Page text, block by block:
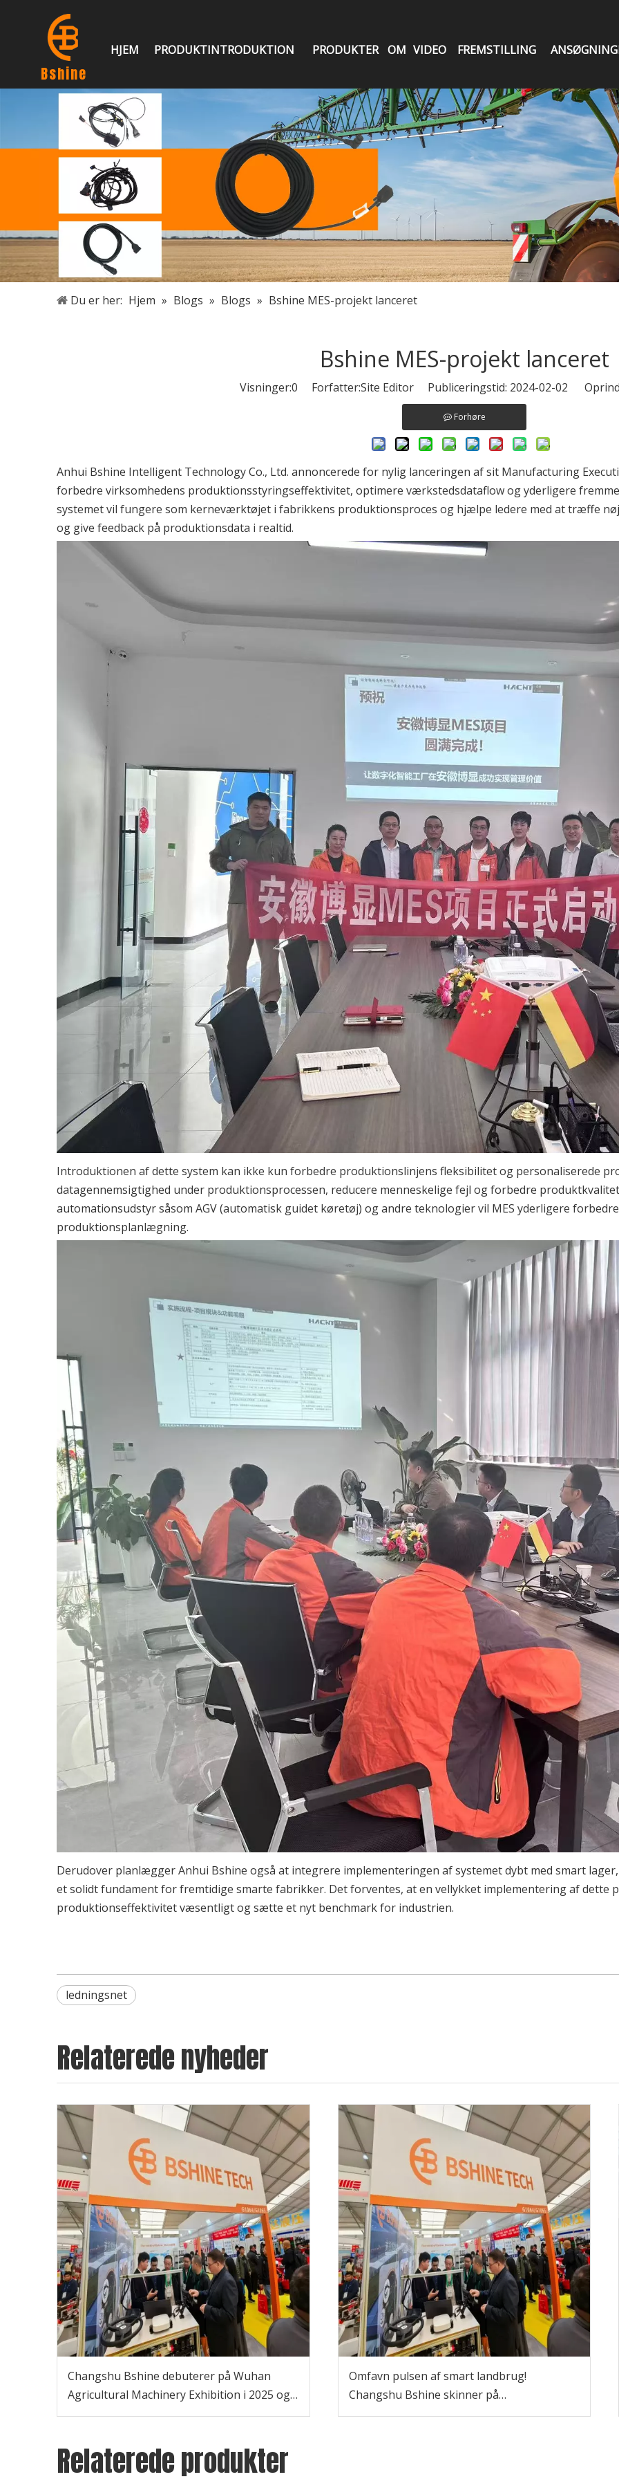
Bshine
HJEM PRODUKTINTRODUKTION PRODUKTER OM VIDEO FREMSTILLING
Du er her: Hjem » Blogs » Blogs » Bshine MES-projekt lanceret
Bshine MES-projekt lanceret
Visninger:0 Forfatter:Site Editor Publiceringstid: 2024-02-02
Forhøre
Anhui Bshine Intelligent Technology Co., Ltd. annoncerede for nylig lanceringen af ​​sit Manufacturing
forbedre virksomhedens produktionsstyringseffektivitet, optimere værkstedsdataflow og yderligere
systemet vil fungere som kerneværktøjet i fabrikkens produktionsproces og hjælpe ledere med at træffe
og give feedback på produktionsdata i realtid.
Introduktionen af ​​dette system kan ikke kun forbedre produktionslinjens fleksibilitet og personaliserede
datagennemsigtighed under produktionsprocessen, reducere menneskelige fejl og forbedre
automationsudstyr såsom AGV (automatisk guidet køretøj) og andre teknologier vil MES yderligere
produktionsplanlægning.
Derudover planlægger Anhui Bshine også at integrere implementeringen af ​​systemet dybt med smart
et solidt fundament for fremtidige smarte fabrikker. Det forventes, at en vellykket implementering af dette
produktionseffektivitet væsentligt og sætte et nyt benchmark for industrien.
ledningsnet
Relaterede nyheder
Changshu Bshine debuterer på Wuhan
Agricultural Machinery Exhibition i 2025 og
viser ISOBUS intelligente
modernisering af landbruget
Omfavn pulsen af ​​smart landbrug!
Changshu Bshine skinner på
AGRITECHNICA 2025 Hannover med Core
Relaterede produkter